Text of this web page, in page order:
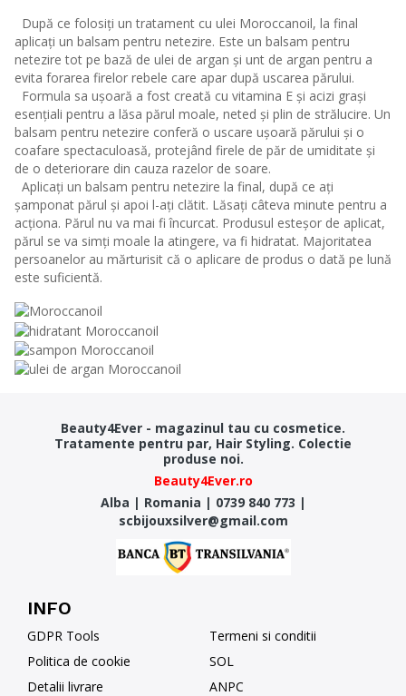
După ce folosiți un tratament cu ulei Moroccanoil, la final
aplicați un balsam pentru netezire. Este un balsam pentru
netezire tot pe bază de ulei de argan și unt de argan pentru a
evita forarea firelor rebele care apar după uscarea părului.
Formula sa ușoară a fost creată cu vitamina E și acizi grași
esențiali pentru a lăsa părul moale, neted și plin de strălucire. Un
balsam pentru netezire conferă o uscare ușoară părului și o
coafare spectaculoasă, protejând firele de păr de umiditate și
de o deteriorare din cauza razelor de soare.
Aplicați un balsam pentru netezire la final, după ce ați
șamponat părul și apoi l-ați clătit. Lăsați câteva minute pentru a
acționa. Părul nu va mai fi încurcat. Produsul esteșor de aplicat,
părul se va simți moale la atingere, va fi hidratat. Majoritatea
persoanelor au mărturisit că o aplicare de produs o dată pe lună
este suficientă.
Beauty4Ever - magazinul tau cu cosmetice.
Tratamente pentru par, Hair Styling. Colectie
produse noi.
Beauty4Ever.ro
Alba | Romania | 0739 840 773 |
scbijouxsilver@gmail.com
INFO
GDPR Tools
Politica de cookie
Detalii livrare
Termeni si conditii
SOL
ANPC